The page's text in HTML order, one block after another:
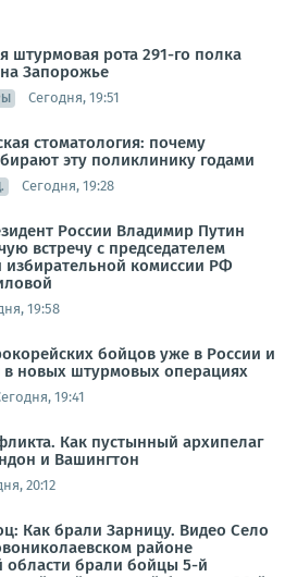
штурмовая рота 291-го полка
Запорожье
Сегодня, 19:51
стоматология: почему
эту поликлинику годами
Сегодня, 19:28
России Владимир Путин
встречу с председателем
избирательной комиссии РФ
19:58
бойцов уже в России и
в новых штурмовых операциях
19:41
Как пустынный архипелаг
и Вашингтон
20:12
Как брали Зарницу. Видео Село
районе
области брали бойцы 5-й